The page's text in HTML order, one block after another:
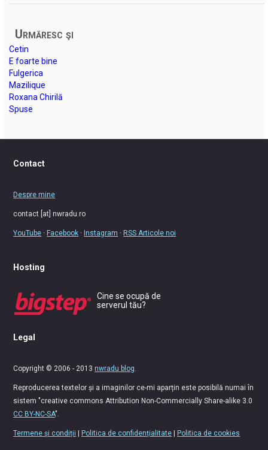
Urmăresc şi
Cetin
E foarte bine
Fulgerica
Mazilique
Roxana Chirilă
Spuse
Contact
Despre mine
contact [at] nwradu.ro
YouTube · Facebook · Instagram · RSS Articole noi
Hosting
Cine se ocupă de
serverul tău?
Legal
Copyright © 2006 - 2013nwradu blog.
Reproducerea textelor și a imaginilor ce-mi aparțin este posibilă numai în
sistem "creative commons Attribution Non-Commercially Share-alike 3.0
CC BY-NC-SA".
Termene și condiții Politica de confidențialitate Politica de cookies